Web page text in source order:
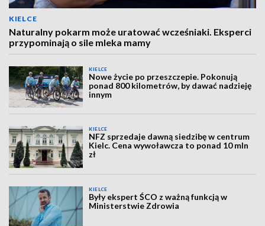
KIELCE
Naturalny pokarm może uratować wcześniaki. Eksperci
przypominają o sile mleka mamy
KIELCE
Nowe życie po przeszczepie. Pokonują
ponad 800 kilometrów, by dawać nadzieję
innym
KIELCE
NFZ sprzedaje dawną siedzibę w centrum
Kielc. Cena wywoławcza to ponad 10 mln
zł
KIELCE
Były ekspert ŚCO z ważną funkcją w
Ministerstwie Zdrowia